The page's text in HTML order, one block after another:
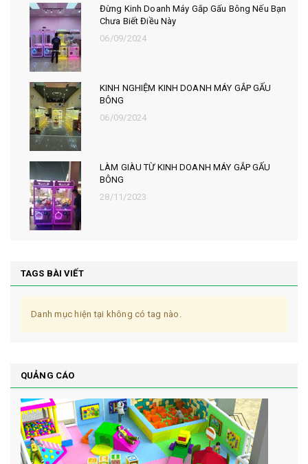
Đừng Kinh Doanh Máy Gắp Gấu Bông Nếu Bạn
Chưa Biết Điều Này
06/09/2024
KINH NGHIỆM KINH DOANH MÁY GẮP GẤU
BÔNG
06/09/2024
LÀM GIÀU TỪ KINH DOANH MÁY GẮP GẤU
BÔNG
28/11/2023
TAGS BÀI VIẾT
Danh mục hiện tại không có tag nào.
QUẢNG CÁO